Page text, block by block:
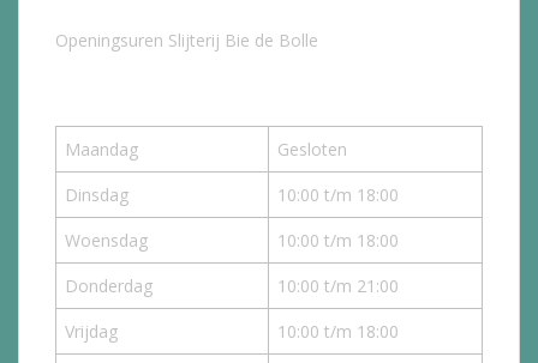
Openingsuren Slijterij Bie de Bolle
Maandag
Gesloten
Dinsdag
10:00 t/m 18:00
Woensdag
10:00 t/m 18:00
Donderdag
10:00 t/m 21:00
Vrijdag
10:00 t/m 18:00